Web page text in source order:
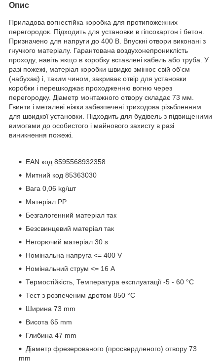
Опис
Приладова вогнестійка коробка для протипожежних
перегородок. Підходить для установки в гіпсокартон і бетон.
Призначено для напруги до 400 В. Впускні отвори виконані з
гнучкого матеріалу. Гарантована воздухонепрониклість
проходу, навіть якщо в коробку вставлені кабель або труба. У
разі пожежі, матеріал коробки швидко змінює свій об'єм
(набухає) і, таким чином, закриває отвір для установки
коробки і перешкоджає проходженню вогню через
перегородку. Діаметр монтажного отвору складає 73 мм.
Гвинти і металеві ніжки забезпечені триходова різьбленням
для швидкої установки. Підходить для будівель з підвищеними
вимогами до особистого і майнового захисту в разі
виникнення пожежі.
EAN код 8595568932358
Митний код 85363030
Вага 0,06 kg/шт
Матеріал PP
Безгалогенний матеріал так
Безсвинцевий матеріал так
Негорючий матеріал 30 s
Номінальна напруга <= 400 V
Номінальний струм <= 16 A
Термостійкість, Температура експлуатації -5 - 60 °C
Тест з розпеченим дротом 850 °C
Ширина 73 mm
Висота 65 mm
Глибина 47 mm
Діаметр фрезерованого (просвердленого) отвору 73
mm